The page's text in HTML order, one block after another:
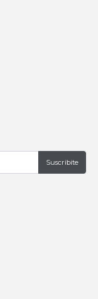
Suscribite